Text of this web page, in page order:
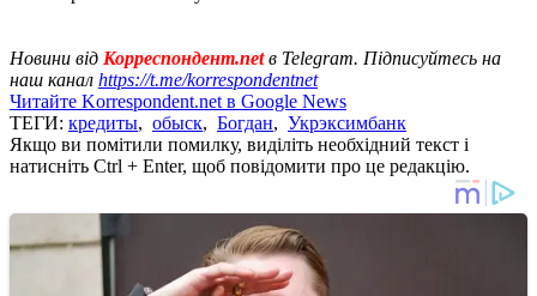
Новини від Корреспондент.netв Telegram. Підписуйтесь на
наш канал https://t.me/korrespondentnet
Читайте Korrespondent.net в Google News
ТЕГИ: кредиты, обыск, Богдан, Укрэксимбанк
Якщо ви помітили помилку, виділіть необхідний текст і
натисніть Ctrl + Enter, щоб повідомити про це редакцію.